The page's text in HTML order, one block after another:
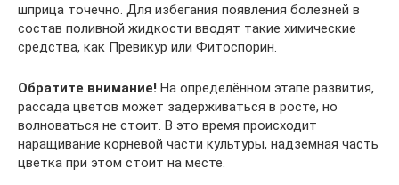
шприца точечно. Для избегания появления болезней в
состав поливной жидкости вводят такие химические
средства, как Превикур или Фитоспорин.
Обратите внимание! На определённом этапе развития,
рассада цветов может задерживаться в росте, но
волноваться не стоит. В это время происходит
наращивание корневой части культуры, надземная часть
цветка при этом стоит на месте.